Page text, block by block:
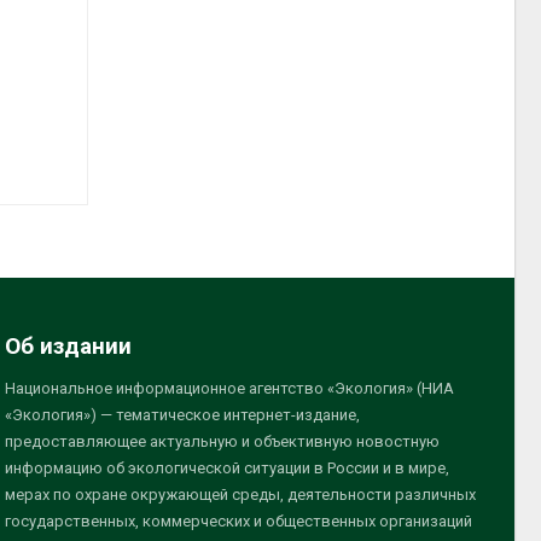
Об издании
Национальное информационное агентство «Экология» (НИА
«Экология») — тематическое интернет-издание,
предоставляющее актуальную и объективную новостную
информацию об экологической ситуации в России и в мире,
мерах по охране окружающей среды, деятельности различных
государственных, коммерческих и общественных организаций